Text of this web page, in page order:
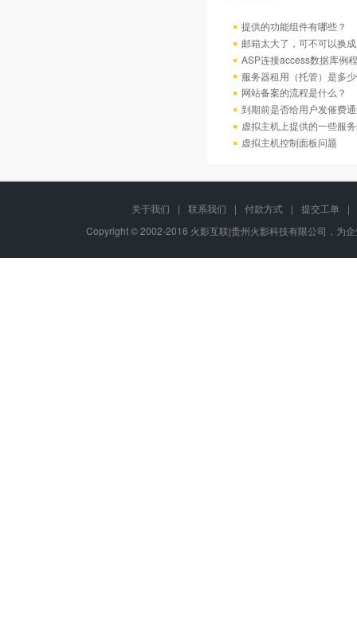
提供的功能组件有哪些？
邮箱太大了，可不可以换
ASP连接access数据库例程
服务器租用（托管）是多
网站备案的流程是什么？
到期前是否给用户发催费
虚拟主机上提供的一些服
虚拟主机控制面板问题
关于我们 | 联系我们 | 付款方式 | 提交工单
|
Copyright © 2002-2016 火影互联|贵州火影科技有限公司，为